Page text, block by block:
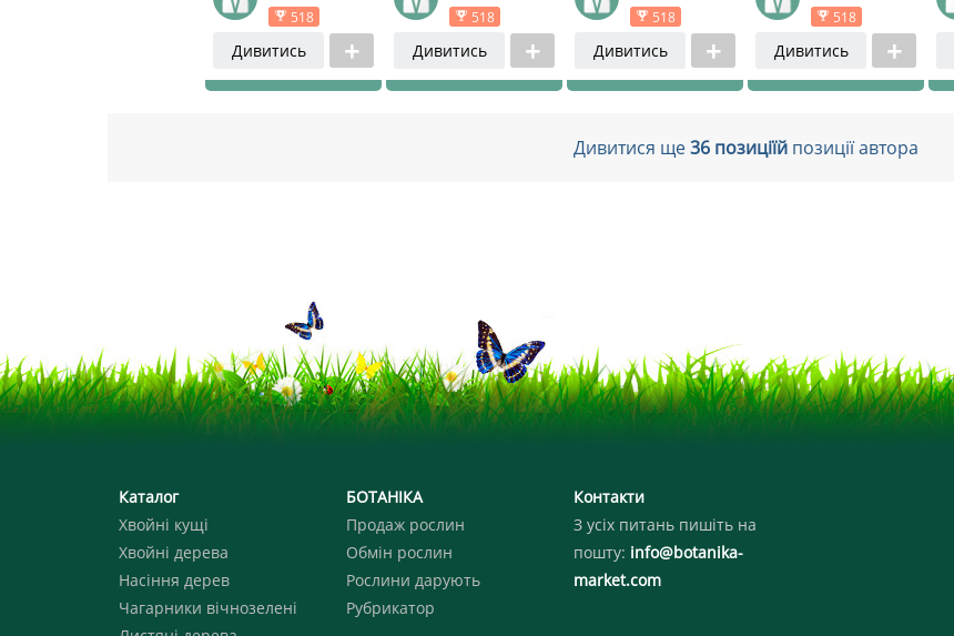
518
Дивитись
518
Дивитись
518
Дивитись
518
Дивитись
Дивитися ще36 позиціїйпозиції автора
Каталог
Хвойні кущі
Хвойні дерева
Насіння дерев
Чагарники вічнозелені
БОТАНІКА
Продаж рослин
Обмін рослин
Рослини дарують
Рубрикатор
Контакти
З усіх питань пишіть на
пошту: info@botanika-
market.com